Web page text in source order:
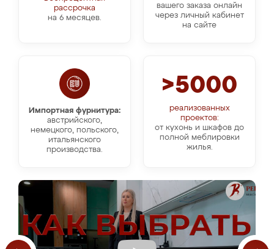
вашего заказа онлайн
через личный кабинет
на сайте
рассрочка
на 6 месяцев.
Импортная фурнитура:
австрийского,
немецкого, польского,
итальянского
производства.
>5000
реализованных
проектов:
от кухонь и шкафов до
полной меблировки
жилья.